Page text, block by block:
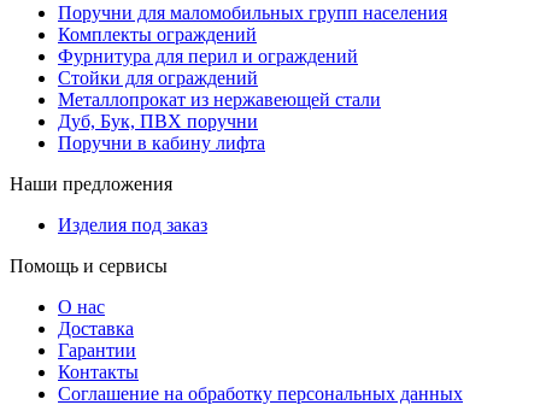
Поручни для маломобильных групп населения
Комплекты ограждений
Фурнитура для перил и ограждений
Стойки для ограждений
Металлопрокат из нержавеющей стали
Дуб, Бук, ПВХ поручни
Поручни в кабину лифта
Наши предложения
Изделия под заказ
Помощь и сервисы
О нас
Доставка
Гарантии
Контакты
Соглашение на обработку персональных данных